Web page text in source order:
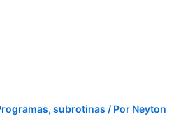
, subrotinas / Por Neyton